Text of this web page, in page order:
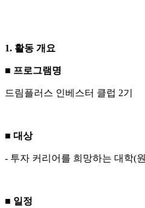
1. 활동 개요
■ 프로그램명
드림플러스 인베스터 클럽 2기
■ 대상
- 투자 커리어를 희망하는 대학(원
■ 일정